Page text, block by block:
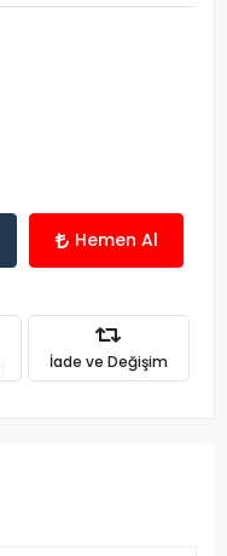
Hemen Al
İade ve Değişim